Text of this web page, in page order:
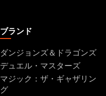
ブランド
ダンジョンズ＆ドラゴンズ
デュエル・マスターズ
マジック：ザ・ギャザリン
グ